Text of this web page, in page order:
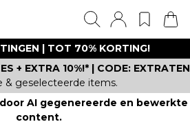
| TOT 70% KORTING!
+ EXTRA 10%!* | CODE: EXTRATEN
& geselecteerde items.
AI gegenereerde en bewerkte
content.